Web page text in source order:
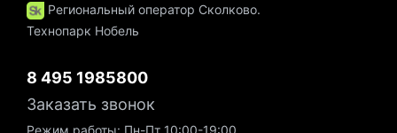
Региональный оператор Сколково.
Технопарк Нобель
8 495 1985800
Заказать звонок
Режим работы: Пн-Пт 10:00-19:00